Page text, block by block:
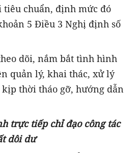
chuẩn, định mức đó
5 Điều 3 Nghị định số
dõi, nắm bắt tình hình
quản lý, khai thác, xử lý
thời tháo gỡ, hướng dẫn
trực tiếp chỉ đạo công tác
dôi dư